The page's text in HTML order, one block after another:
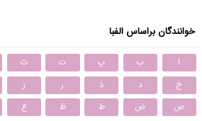
خوانندگان براساس الفبا
ا ب پ ت ث
خ
د ذ ر ز
ص
ض ط ظ ع